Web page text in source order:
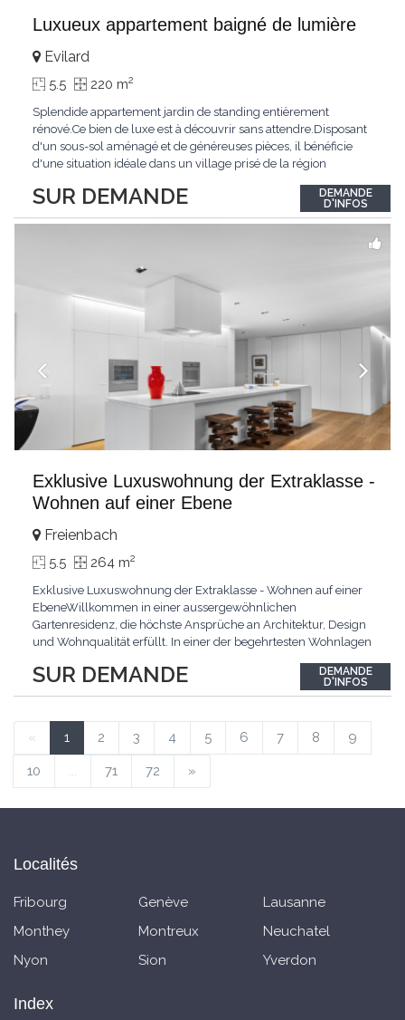
Luxueux appartement baigné de lumière
SUR DEMANDE
Evilard
5.5 220 m2
Splendide appartement jardin de standing entièrement
rénové.Ce bien de luxe est à découvrir sans attendre.Disposant
d'un sous-sol aménagé et de généreuses pièces, il bénéficie
d'une situation idéale dans un village prisé de la région
hors du commun tout au long de la journée.Points forts:4
grandes chambresUn vaste séjour...
DEMANDE
D'INFOS
Exklusive Luxuswohnung der Extraklasse -
Wohnen auf einer Ebene
SUR DEMANDE
Freienbach
5.5 264 m2
Exklusive Luxuswohnung der Extraklasse - Wohnen auf einer
EbeneWillkommen in einer aussergewöhnlichen
Gartenresidenz, die höchste Ansprüche an Architektur, Design
und Wohnqualität erfüllt. In einer der begehrtesten Wohnlagen
exklusives Zuhause mit über 230 m² Wohnfläche, das
Grosszügigkeit, Privatsphäre und zeitlose Eleganz auf
DEMANDE
D'INFOS
« 1 2 3 4 5 6 7 8 9
10 ... 71 72 »
Localités
Fribourg Genève
Lausanne
Monthey
Montreux
Neuchatel
Nyon
Sion Yverdon
Index